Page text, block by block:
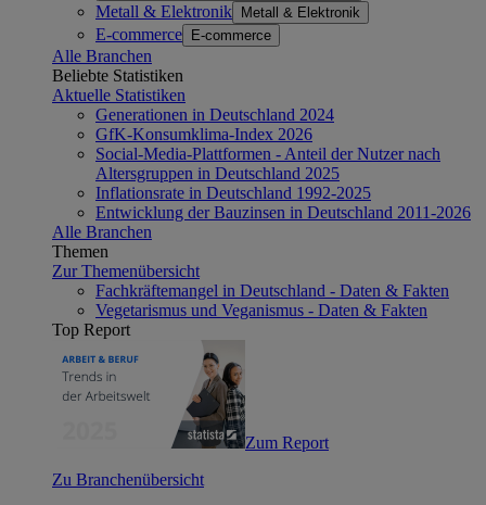
Metall & Elektronik Metall & Elektronik
E-commerce E-commerce
Alle Branchen
Beliebte Statistiken
Aktuelle Statistiken
Generationen in Deutschland 2024
GfK-Konsumklima-Index 2026
Social-Media-Plattformen - Anteil der Nutzer nach
Altersgruppen in Deutschland 2025
Inflationsrate in Deutschland 1992-2025
Entwicklung der Bauzinsen in Deutschland 2011-2026
Alle Branchen
Themen
Zur Themenübersicht
Fachkräftemangel in Deutschland - Daten & Fakten
Vegetarismus und Veganismus - Daten & Fakten
Top Report
Zum Report
Zu Branchenübersicht